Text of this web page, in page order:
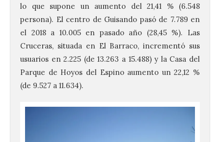
lo que supone un aumento del 21,41 % (6.548
persona). El centro de Guisando pasó de 7.789 en
el 2018 a 10.005 en pasado año (28,45 %). Las
Cruceras, situada en El Barraco, incrementó sus
usuarios en 2.225 (de 13.263 a 15.488) y la Casa del
Parque de Hoyos del Espino aumento un 22,12 %
(de 9.527 a 11.634).